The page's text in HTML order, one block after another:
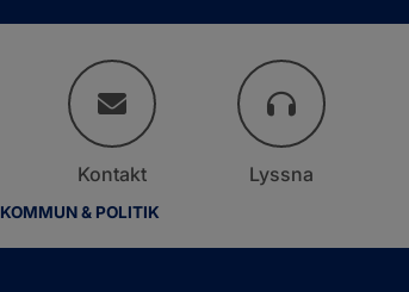
KOMMUN & POLITIK
Kontakt Lyssna